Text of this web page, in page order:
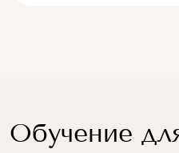
Обучение